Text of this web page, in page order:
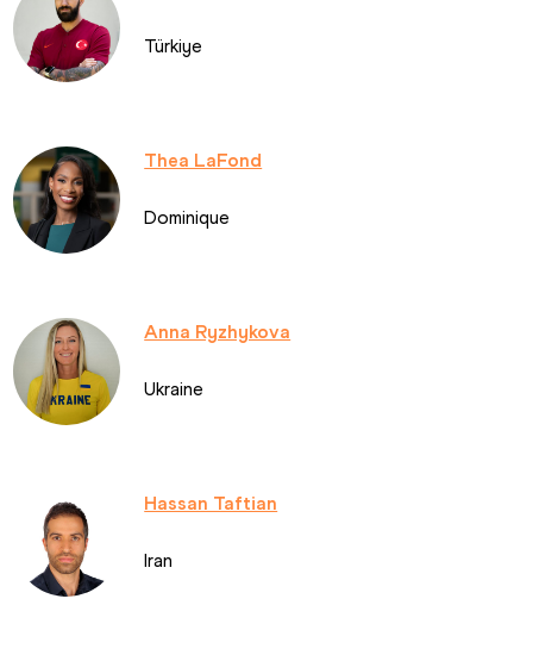
Türkiye
Thea LaFond
Dominique
Anna Ryzhykova
Ukraine
Hassan Taftian
Iran